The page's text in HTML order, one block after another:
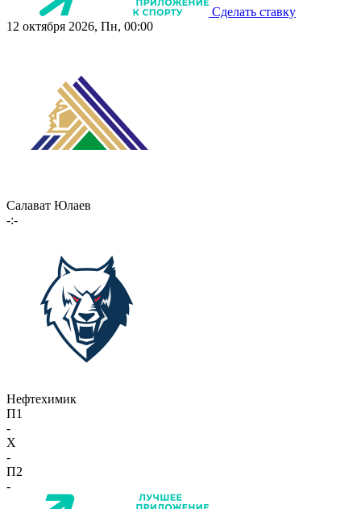
Сделать ставку
12 октября 2026, Пн, 00:00
Салават Юлаев
-:-
Нефтехимик
П1
-
X
-
П2
-